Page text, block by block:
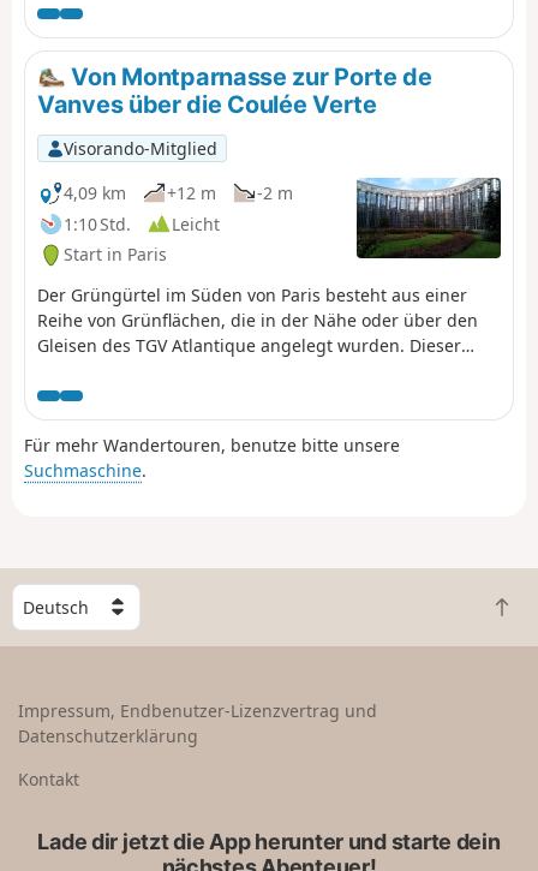
Paris, darunter die berühmte
Impasse Florimont. Wir gehen durch
einige gepflasterte und mit Blumen
geschmückte Gassen, durchqueren
den nach ihm benannten
öffentlichen Park und beenden
unseren Spaziergang auf einem
Stück der ehemaligen
Eisenbahnstrecke Petite Ceinture.
Von Montparnasse zur Porte de
Vanves über die Coulée Verte
Visorando-Mitglied
4,09 km
+12 m
-2 m
1:10 Std.
Leicht
Start in Paris
Der Grüngürtel im Süden von Paris besteht aus einer
Reihe von Grünflächen, die in der Nähe oder über den
Gleisen des TGV Atlantique angelegt wurden. Dieser
Paris beschränkt, folgt diesem Grüngürtel zu Beginn und
nimmt sich dabei einige Freiheiten, um in geheimen
Ecken des 14. Arrondissements zu flanieren.
Für mehr Wandertouren, benutze bitte unsere
Suchmaschine.
W
ä
h
e
n
Z
u
Impressum, Endbenutzer-Lizenzvertrag und
Datenschutzerklärung
Kontakt
Lade dir jetzt die App herunter und starte dein